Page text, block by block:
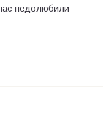
недолюбили